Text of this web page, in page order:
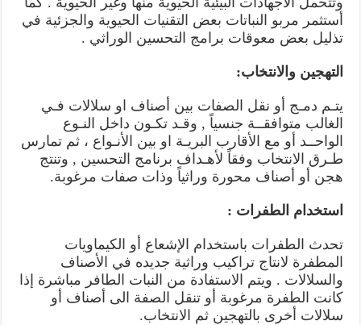
أستثمر مربو النباتات بعض التقنيات الحيوية والجزئية في
تذليل بعض معوقات برامج التحسين الوراثي .
التهجين والانتخاب:
يتـم دمـج أو نقل الصفات بين أصناف او سلالات فـي
الغالب متوافقــة جنسياً , وقـد تكـون داخل النـوع
الواحــد أو مع الأقارب البريـة او بين الأنـواع ، ثم تمارس
طـرق الانتخاب وفقاً لأهـداف برنامج التحسين , وتنتج
هجن أو أصناف محورة وراثياً وذات صفات مرغوبة.
استخدام الطفرات :
تحدث الطفرات باستخدام الإشعاع أو الكيماويات
المطفرة لانتاج تراكيب وراثية جديده في الأصناف
والسلالات . ويتم الاستفادة من النبات الطافر مباشرة إذا
كانت الطفرة مرغوبة أو تنقل الصفة الى أصناف أو
سلالات أخرى بالتهجين ثم الانتخاب.